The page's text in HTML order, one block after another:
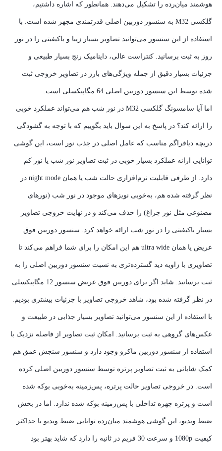
هوشمند میان‌رده را تشکیل می‌دهند. همانطور که اشاره داشتیم،
گلکسی M32 به سنسور دوربین اصلی قدرتمندی مجهز شده است. با
استفاده از این سنسور می‌توانید تصاویر بسیار زیبا و با‌کیفیتی را در نور
روز به ثبت برسانید. کنتراست عالی، داینامیک رنج بسیار طبیعی و
جزئیات بسیار دقیق از جمله ویژگی‌های بارز در تصاویر خروجی ثبت
شده توسط این سنسور دوربین اصلی 64 مگاپیکسلی است.
اما آیا سامسونگ گلکسی M32 در نور شب هم می‌تواند عملکرد خوبی
را ارائه کند؟ در پاسخ به این سوال باید بگوییم که با توجه به گشودگی
دریچه دیافراگم مناسب که عامل اصلی در جذب نور است، این گوشی
توانایی ارائه عملکرد بسیار خوبی در ثبت تصاویر نور شب یا نور کم
دارد. از طرفی قابلیت نرم‌افزاری حالت شب یا همان night mode در
نظر گرفته شده هم، به‌خوبی نویز‌های موجود در نور شب (نور‌های
مصنوعی مثل نور چراغ) را حذف می‌کند و در نهایت خروجی تصاویر
بسیار با‌کیفیتی را در نور شب ارائه خواهد کرد. سنسور دوربین فوق
عریض یا همان ultra wide هم این امکان را برای شما فراهم می‌کند تا
تصاویری با زاویه دید گسترده‌تری به نسبت سنسور دوربین اصلی را به
ثبت برسانید. شاید اگر برای دوربین فوق عریض سنسور 12 مگاپیکسلی
در نظر گرفته شده بود، شاهد خروجی تصاویر با جزئیات بیشتری بودیم.
با استفاده از این سنسور می‌توانید تصاویر بسیار جذابی در طبیعت و
عکس‌های گروهی به ثبت برسانید. امکان ثبت تصاویر از فاصله نزدیک با
استفاده از سنسور دوربین ماکرو وجود دارد و سنسور سنجش عمق هم
کمک شایانی به ثبت تصاویر پرتره توسط سنسور دوربین اصلی کرده
است. در خروجی تصاویر حالت پرتره، پس‌زمینه به‌خوبی بوکه شده
است و پرتره چهره تداخلی با پس‌زمینه بوکه شده ندارد. اما در بخش
ضبط ویدیو، این گوشی هوشمند میان‌رده توانایی ضبط ویدیو با حداکثر
کیفیت 1080p و سرعت 30 فریم در ثانیه را دارد که شاید بهتر بود